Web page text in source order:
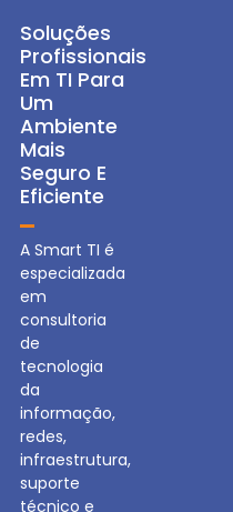
Soluções
Profissionais
Em TI Para
Um
Ambiente
Mais
Seguro E
Eficiente
A Smart TI é
especializada
em
consultoria
de
tecnologia
da
informação,
redes,
infraestrutura,
suporte
técnico e